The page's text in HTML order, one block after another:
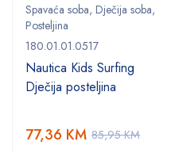
Spavaća soba, Dječija soba,
Posteljina
180.01.01.0517
Nautica Kids Surfing
Dječija posteljina
85,95KM
77,36 KM